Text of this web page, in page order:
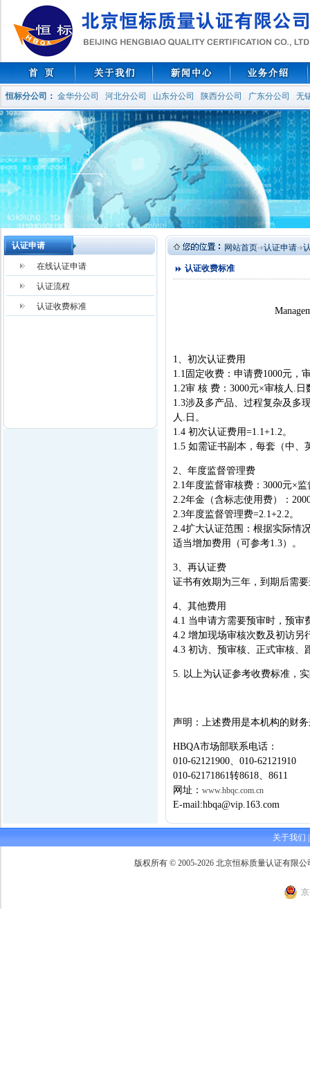
恒标分公司 ： 金华分公司 河北分公司 山东分公司 陕西分公司 广东分公司 无
认证申请
在线认证申请
认证流程
认证收费标准
网站首页 认证申请
认证收费标准
1、初次认证费用
1.1固定收费：申请费1000元，
1.2审 核 费：3000元×审核人.日
1.3涉及多产品、过程复杂及多
人.日。
1.4 初次认证费用=1.1+1.2。
1.5 如需证书副本，每套（中、
2、年度监督管理费
2.1年度监督审核费：3000元×
2.2年金（含标志使用费）：
2.3年度监督管理费=2.1+2.2。
2.4扩大认证范围：根据实际情
适当增加费用（可参考1.3）。
3、再认证费
证书有效期为三年，到期后需
4、其他费用
4.1 当申请方需要预审时，预审
4.2 增加现场审核次数及初访另
4.3 初访、预审核、正式审核、
5. 以上为认证参考收费标准，
声明：上述费用是本机构的财
HBQA市场部联系电话：
010-62121900、010-62121910
010-62171861转8618、8611
网址： www.hbqc.com.cn
E-mail:hbqa@vip.163.com
关于我们
版权所有 © 2005-2026 北京恒标质量认证有限